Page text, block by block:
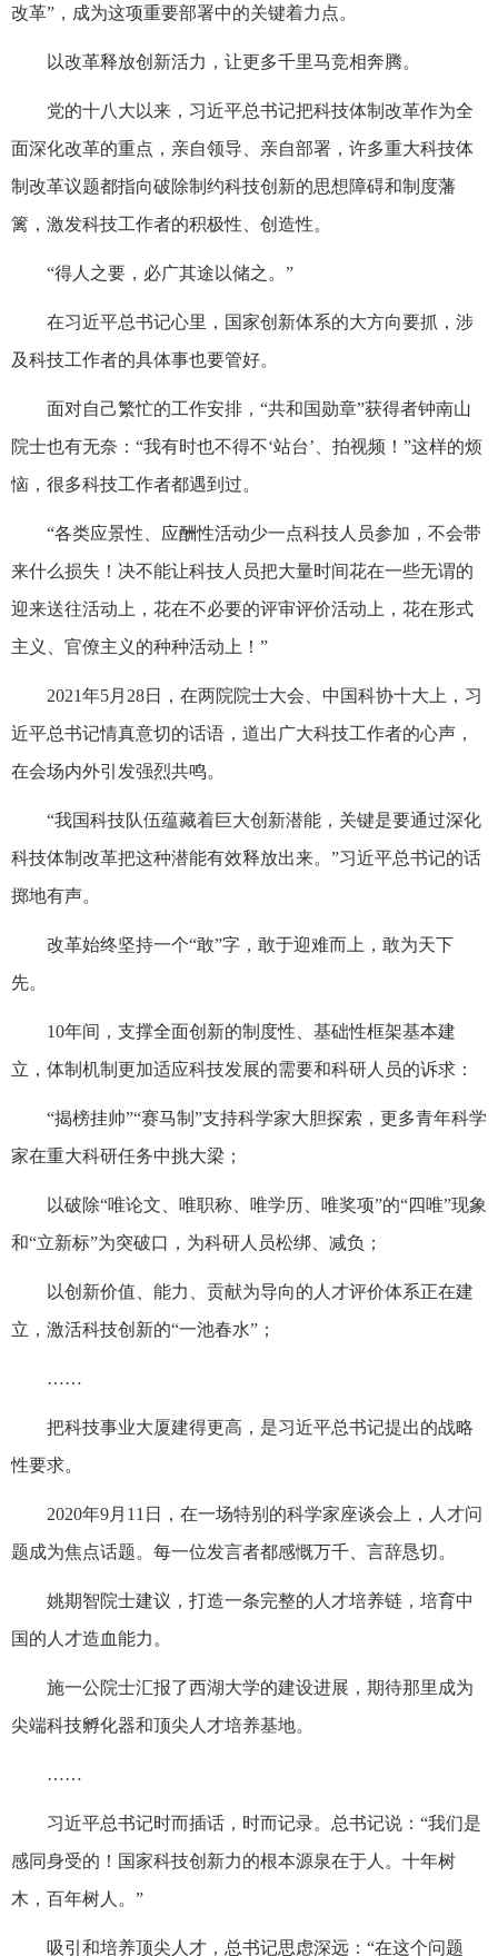
改革”，成为这项重要部署中的关键着力点。
以改革释放创新活力，让更多千里马竞相奔腾。
党的十八大以来，习近平总书记把科技体制改革作为全
面深化改革的重点，亲自领导、亲自部署，许多重大科技体
制改革议题都指向破除制约科技创新的思想障碍和制度藩
篱，激发科技工作者的积极性、创造性。
“得人之要，必广其途以储之。”
在习近平总书记心里，国家创新体系的大方向要抓，涉
及科技工作者的具体事也要管好。
面对自己繁忙的工作安排，“共和国勋章”获得者钟南山
院士也有无奈：“我有时也不得不‘站台’、拍视频！”这样的烦
恼，很多科技工作者都遇到过。
“各类应景性、应酬性活动少一点科技人员参加，不会带
来什么损失！决不能让科技人员把大量时间花在一些无谓的
迎来送往活动上，花在不必要的评审评价活动上，花在形式
主义、官僚主义的种种活动上！”
2021年5月28日，在两院院士大会、中国科协十大上，习
近平总书记情真意切的话语，道出广大科技工作者的心声，
在会场内外引发强烈共鸣。
“我国科技队伍蕴藏着巨大创新潜能，关键是要通过深化
科技体制改革把这种潜能有效释放出来。”习近平总书记的话
掷地有声。
改革始终坚持一个“敢”字，敢于迎难而上，敢为天下
先。
10年间，支撑全面创新的制度性、基础性框架基本建
立，体制机制更加适应科技发展的需要和科研人员的诉求：
“揭榜挂帅”“赛马制”支持科学家大胆探索，更多青年科学
家在重大科研任务中挑大梁；
以破除“唯论文、唯职称、唯学历、唯奖项”的“四唯”现象
和“立新标”为突破口，为科研人员松绑、减负；
以创新价值、能力、贡献为导向的人才评价体系正在建
立，激活科技创新的“一池春水”；
……
把科技事业大厦建得更高，是习近平总书记提出的战略
性要求。
2020年9月11日，在一场特别的科学家座谈会上，人才问
题成为焦点话题。每一位发言者都感慨万千、言辞恳切。
姚期智院士建议，打造一条完整的人才培养链，培育中
国的人才造血能力。
施一公院士汇报了西湖大学的建设进展，期待那里成为
尖端科技孵化器和顶尖人才培养基地。
……
习近平总书记时而插话，时而记录。总书记说：“我们是
感同身受的！国家科技创新力的根本源泉在于人。十年树
木，百年树人。”
吸引和培养顶尖人才，总书记思虑深远：“在这个问题